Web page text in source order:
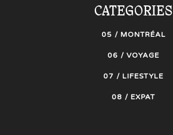
CATEGORIES
05 / MONTRÉAL
06 / VOYAGE
07 / LIFESTYLE
08 / EXPAT